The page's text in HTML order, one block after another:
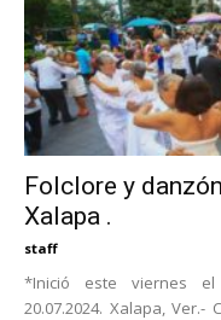
Folclore y
Xalapa .
staff
*Inició este viernes el
20.07.2024. Xalapa,